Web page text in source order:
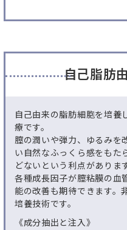
自己脂肪
自己由来の脂肪細胞を培養
療です。
膣の潤いや弾力、ゆるみを
い自然なふっくら感をもた
どないという利点がありま
各種成長因子が膣粘膜の血
能の改善も期待できます。
培養技術です。
《成分抽出と注入》